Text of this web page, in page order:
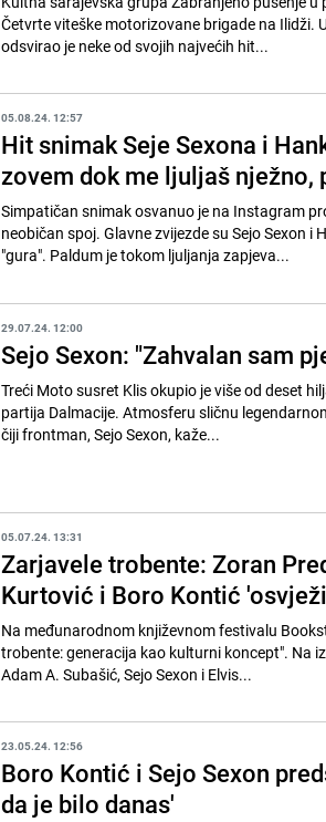
Četvrte viteške motorizovane brigade na Ilidži.
odsvirao je neke od svojih najvećih hit...
05.08.24. 12:57
Hit snimak Seje Sexona i
zovem dok me ljuljaš nježno,
Simpatičan snimak osvanuo je na Instagram
neobičan spoj. Glavne zvijezde su Sejo Sexon i
"gura". Paldum je tokom ljuljanja zapjeva...
29.07.24. 12:00
Sejo Sexon: "Zahvalan sam
Treći Moto susret Klis okupio je više od deset
partija Dalmacije. Atmosferu sličnu
čiji frontman, Sejo Sexon, kaže...
05.07.24. 13:31
Zarjavele trobente: Zoran
Kurtović i Boro Kontić
Na međunarodnom književnom festivalu
trobente: generacija kao kulturni koncept". Na
Adam A. Subašić, Sejo Sexon i Elvis...
23.05.24. 12:56
Boro Kontić i Sejo Sexon
da je bilo danas'